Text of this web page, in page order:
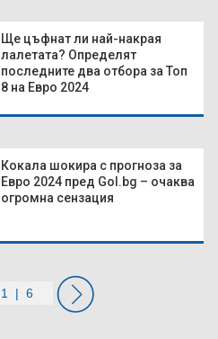
Ще цъфнат ли най-накрая
лалетата? Определят
последните два отбора за Топ
8 на Евро 2024
Кокала шокира с прогноза за
Евро 2024 пред Gol.bg – очаква
огромна сензация